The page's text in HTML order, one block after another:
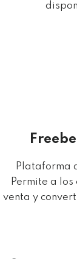
Plataforma
Permite a
venta y